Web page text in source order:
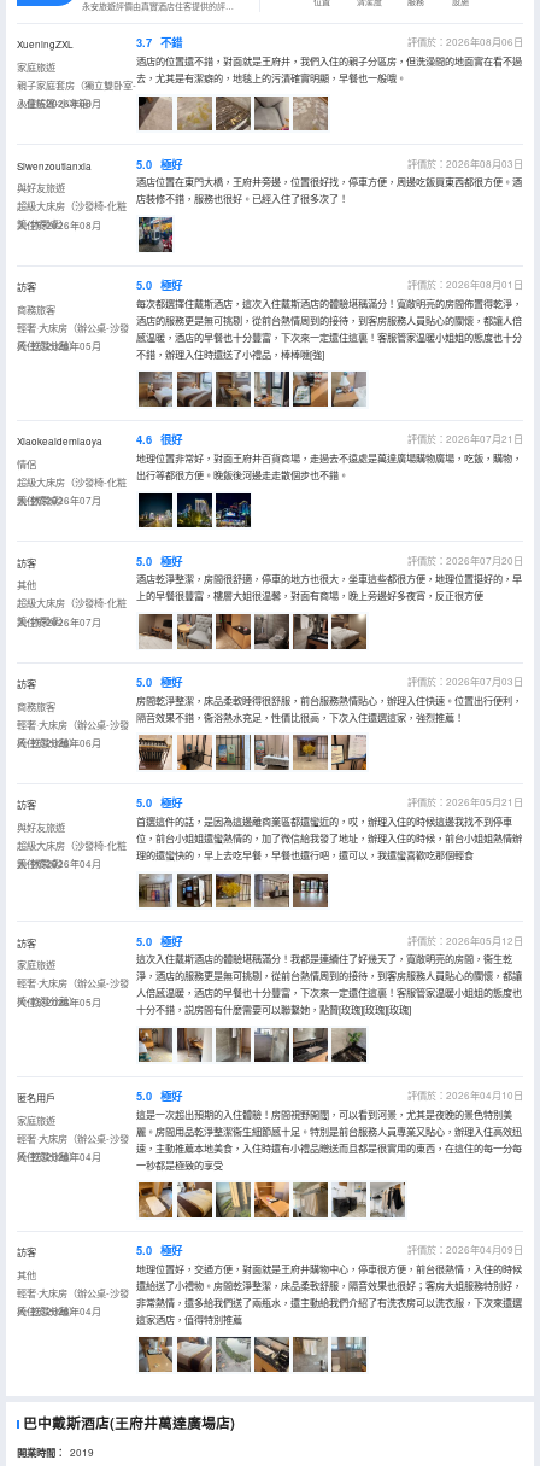
永安旅遊評價由真實酒店住客提供的評價。 位置 清潔度 服務 設施
XueningZXL
家庭旅遊
親子家庭套房（獨立雙卧室-
小童帳篷-小冰箱）
入住於2026年08月
3.7 不錯
評價於：2026年08月06日
酒店的位置還不錯，對面就是王府井，我們入住的親子分區房，但洗澡間的地面實在看不過
去，尤其是有潔癖的，地毯上的污漬確實明顯，早餐也一般哦。
Siwenzoutianxia
與好友旅遊
超級大床房（沙發椅-化粧
鏡-休閑桌）
入住於2026年08月
5.0 極好
評價於：2026年08月03日
酒店位置在東門大橋，王府井旁邊，位置很好找，停車方便，周邊吃飯買東西都很方便。酒
店裝修不錯，服務也很好。已經入住了很多次了！
訪客
商務旅客
輕奢·大床房（辦公桌-沙發
椅-乾濕分離）
入住於2026年05月
5.0 極好
評價於：2026年08月01日
每次都選擇住戴斯酒店，這次入住戴斯酒店的體驗堪稱滿分！寬敞明亮的房間佈置得乾淨，
酒店的服務更是無可挑剔，從前台熱情周到的接待，到客房服務人員貼心的關懷，都讓人倍
感温暖，酒店的早餐也十分豐富，下次來一定還住這裏！客服管家温暖小姐姐的態度也十分
不錯，辦理入住時還送了小禮品，棒棒噠[強]
Xiaokeaidemiaoya
情侶
超級大床房（沙發椅-化粧
鏡-休閑桌）
入住於2026年07月
4.6 很好
評價於：2026年07月21日
地理位置非常好，對面王府井百貨商場，走過去不遠處是萬達廣場購物廣場，吃飯，購物，
出行等都很方便。晚飯後河邊走走散個步也不錯。
訪客
其他
超級大床房（沙發椅-化粧
鏡-休閑桌）
入住於2026年07月
5.0 極好
評價於：2026年07月20日
酒店乾淨整潔，房間很舒適，停車的地方也很大，坐車這些都很方便，地理位置挺好的，早
上的早餐很豐富，樓層大姐很温馨，對面有商場，晚上旁邊好多夜宵，反正很方便
訪客
商務旅客
輕奢·大床房（辦公桌-沙發
椅-乾濕分離）
入住於2026年06月
5.0 極好
評價於：2026年07月03日
房間乾淨整潔，床品柔軟睡得很舒服，前台服務熱情貼心，辦理入住快速。位置出行便利，
隔音效果不錯，衞浴熱水充足，性價比很高，下次入住還選這家，強烈推薦！
訪客
與好友旅遊
超級大床房（沙發椅-化粧
鏡-休閑桌）
入住於2026年04月
5.0 極好
評價於：2026年05月21日
首選這件的話，是因為這邊離商業區都還蠻近的，哎，辦理入住的時候這邊我找不到停車
位，前台小姐姐還蠻熱情的，加了微信給我發了地址，辦理入住的時候，前台小姐姐熱情辦
理的還蠻快的，早上去吃早餐，早餐也還行吧，還可以，我還蠻喜歡吃那個輕食
訪客
家庭旅遊
輕奢·大床房（辦公桌-沙發
椅-乾濕分離）
入住於2026年05月
5.0 極好
評價於：2026年05月12日
這次入住戴斯酒店的體驗堪稱滿分！我都是連續住了好幾天了，寬敞明亮的房間，衞生乾
淨，酒店的服務更是無可挑剔，從前台熱情周到的接待，到客房服務人員貼心的關懷，都讓
人倍感温暖，酒店的早餐也十分豐富，下次來一定還住這裏！客服管家温暖小姐姐的態度也
十分不錯，説房間有什麼需要可以聯繫她，點贊[玫瑰][玫瑰][玫瑰]
匿名用戶
家庭旅遊
輕奢·大床房（辦公桌-沙發
椅-乾濕分離）
入住於2026年04月
5.0 極好
評價於：2026年04月10日
這是一次超出預期的入住體驗！房間視野開闊，可以看到河景，尤其是夜晚的景色特別美
麗。房間用品乾淨整潔衞生細節感十足。特別是前台服務人員專業又貼心，辦理入住高效迅
速，主動推薦本地美食，入住時還有小禮品贈送而且都是很實用的東西，在這住的每一分每
一秒都是極致的享受
訪客
其他
輕奢·大床房（辦公桌-沙發
椅-乾濕分離）
入住於2026年04月
5.0 極好
評價於：2026年04月09日
地理位置好，交通方便，對面就是王府井購物中心，停車很方便，前台很熱情，入住的時候
還給送了小禮物。房間乾淨整潔，床品柔軟舒服，隔音效果也很好；客房大姐服務特別好，
非常熱情，還多給我們送了兩瓶水，還主動給我們介紹了有洗衣房可以洗衣服，下次來還選
這家酒店，值得特別推薦
巴中戴斯酒店(王府井萬達廣場店)
開業時間： 2019